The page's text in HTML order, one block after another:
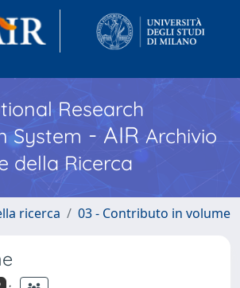
Research
System - AIR Archivio
della Ricerca
ricerca 03 - Contributo in volume